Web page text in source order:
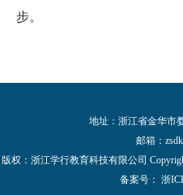
步。
地址：浙江省金华市
邮箱：
版权：浙江学行教育科技有限公司
备案号： 浙